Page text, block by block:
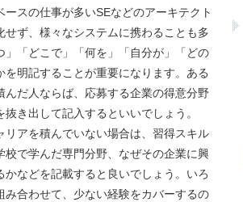
ースの仕事が多いSEなどのアーキテクト
せず、様々なシステムに携わることも多
」「どこで」「何を」「自分が」「どの
を明記することが重要になります。ある
んだ人ならば、応募する企業の得意分野
抜き出して記入するといいでしょう。
リアを積んでいない場合は、習得スキル
校で学んだ専門分野、なぜその企業に興
かなどを記載すると良いでしょう。いろ
み合わせて、少ない経験をカバーするの